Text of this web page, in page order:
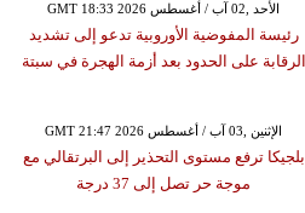
GMT 18:33 2026 الأحد ,02 آب / أغسطس
رئيسة المفوضية الأوروبية تدعو إلى تشديد
الرقابة على الحدود بعد أزمة الهجرة في سبتة
GMT 21:47 2026 الإثنين ,03 آب / أغسطس
بلجيكا ترفع مستوى التحذير إلى البرتقالي مع
موجة حر تصل إلى 37 درجة